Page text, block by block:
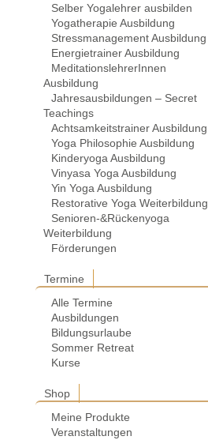
Selber Yogalehrer ausbilden
Yogatherapie Ausbildung
Stressmanagement Ausbildung
Energietrainer Ausbildung
MeditationslehrerInnen
Ausbildung
Jahresausbildungen – Secret
Teachings
Achtsamkeitstrainer Ausbildung
Yoga Philosophie Ausbildung
Kinderyoga Ausbildung
Vinyasa Yoga Ausbildung
Yin Yoga Ausbildung
Restorative Yoga Weiterbildung
Senioren-&Rückenyoga
Weiterbildung
Förderungen
Termine
Alle Termine
Ausbildungen
Bildungsurlaube
Sommer Retreat
Kurse
Shop
Meine Produkte
Veranstaltungen